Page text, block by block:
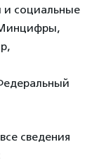
и социальные
сведения